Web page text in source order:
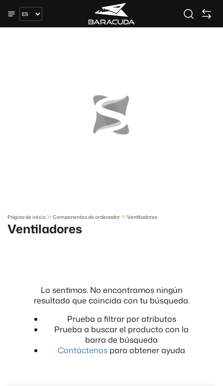
Página de inicio Componentes de ordenador Ventiladores
Ventiladores
Lo sentimos. No encontramos ningún
resultado que coincida con tu búsqueda.
Prueba a filtrar por atributos
Prueba a buscar el producto con la
barra de búsqueda
Contáctenos para obtener ayuda